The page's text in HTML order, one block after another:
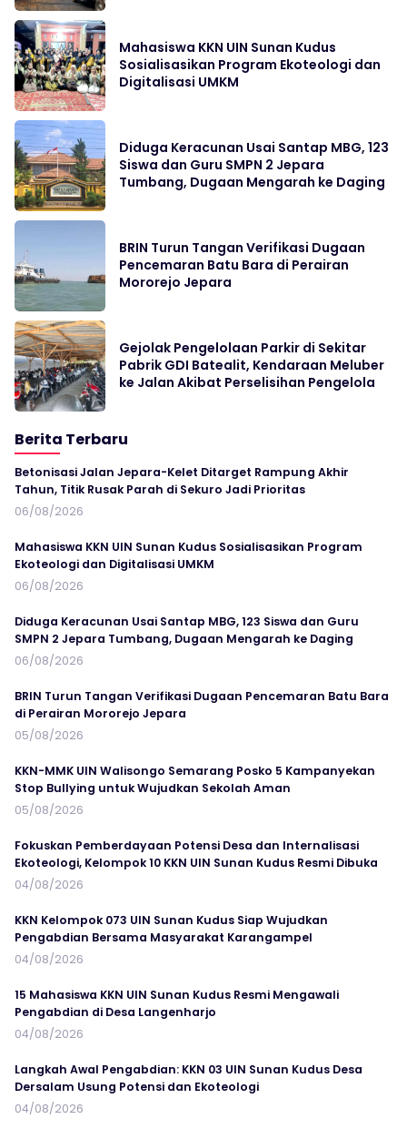
Mahasiswa KKN UIN Sunan Kudus
Sosialisasikan Program Ekoteologi dan
Digitalisasi UMKM
Diduga Keracunan Usai Santap MBG, 123
Siswa dan Guru SMPN 2 Jepara
Tumbang, Dugaan Mengarah ke Daging
BRIN Turun Tangan Verifikasi Dugaan
Pencemaran Batu Bara di Perairan
Mororejo Jepara
Gejolak Pengelolaan Parkir di Sekitar
Pabrik GDI Batealit, Kendaraan Meluber
ke Jalan Akibat Perselisihan Pengelola
Berita Terbaru
Betonisasi Jalan Jepara-Kelet Ditarget Rampung Akhir
Tahun, Titik Rusak Parah di Sekuro Jadi Prioritas
06/08/2026
Mahasiswa KKN UIN Sunan Kudus Sosialisasikan Program
Ekoteologi dan Digitalisasi UMKM
06/08/2026
Diduga Keracunan Usai Santap MBG, 123 Siswa dan Guru
SMPN 2 Jepara Tumbang, Dugaan Mengarah ke Daging
06/08/2026
BRIN Turun Tangan Verifikasi Dugaan Pencemaran Batu Bara
di Perairan Mororejo Jepara
05/08/2026
KKN-MMK UIN Walisongo Semarang Posko 5 Kampanyekan
Stop Bullying untuk Wujudkan Sekolah Aman
05/08/2026
Fokuskan Pemberdayaan Potensi Desa dan Internalisasi
Ekoteologi, Kelompok 10 KKN UIN Sunan Kudus Resmi Dibuka
04/08/2026
KKN Kelompok 073 UIN Sunan Kudus Siap Wujudkan
Pengabdian Bersama Masyarakat Karangampel
04/08/2026
15 Mahasiswa KKN UIN Sunan Kudus Resmi Mengawali
Pengabdian di Desa Langenharjo
04/08/2026
Langkah Awal Pengabdian: KKN 03 UIN Sunan Kudus Desa
Dersalam Usung Potensi dan Ekoteologi
04/08/2026